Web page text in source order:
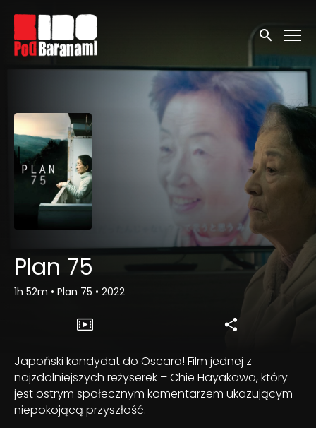
Linki ułatwień dostępu
Wyszukaj
Plan 75
1h 52m • Plan 75 • 2022
Japoński kandydat do Oscara! Film jednej z
najzdolniejszych reżyserek – Chie Hayakawa, który
jest ostrym społecznym komentarzem ukazującym
niepokojącą przyszłość.